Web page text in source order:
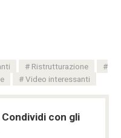
Ristrutturazione
Video interessanti
con gli